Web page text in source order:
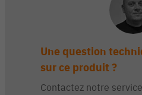
Une question
sur ce produit ?
Contactez notre